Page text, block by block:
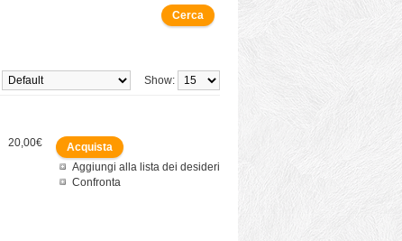
Show:
Aggiungi alla lista dei desideri
Confronta
20,00€